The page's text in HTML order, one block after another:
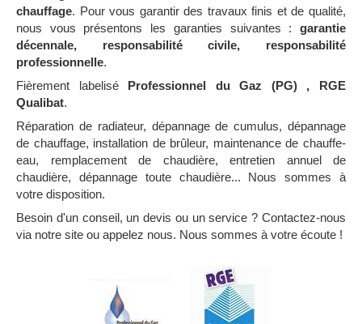
chauffage. Pour vous garantir des travaux finis et de qualité,
nous vous présentons les garanties suivantes : garantie
décennale, responsabilité civile, responsabilité
professionnelle.
Fièrement labelisé Professionnel du Gaz (PG) , RGE
Qualibat.
Réparation de radiateur, dépannage de cumulus, dépannage
de chauffage, installation de brûleur, maintenance de chauffe-
eau, remplacement de chaudière, entretien annuel de
chaudière, dépannage toute chaudière... Nous sommes à
votre disposition.
Besoin d'un conseil, un devis ou un service ? Contactez-nous
via notre site ou appelez nous. Nous sommes à votre écoute !